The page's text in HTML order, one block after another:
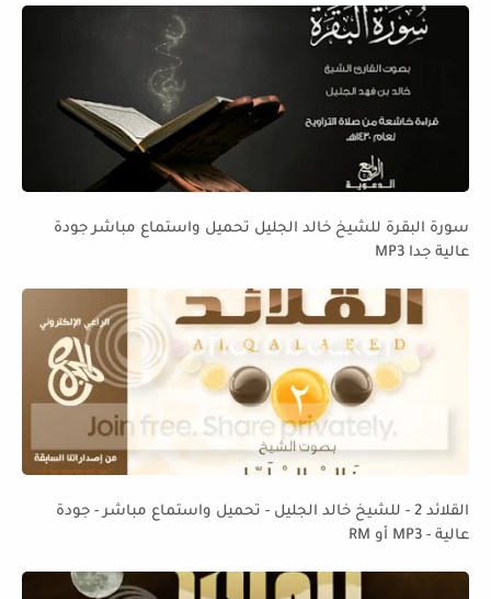
سورة البقرة للشيخ خالد الجليل تحميل واستماع مباشر جودة
عالية جدا MP3
القلائد 2 - للشيخ خالد الجليل - تحميل واستماع مباشر - جودة
عالية - MP3 أو RM